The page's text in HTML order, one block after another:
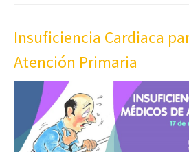
Insuficiencia Cardiaca
Atención Primaria